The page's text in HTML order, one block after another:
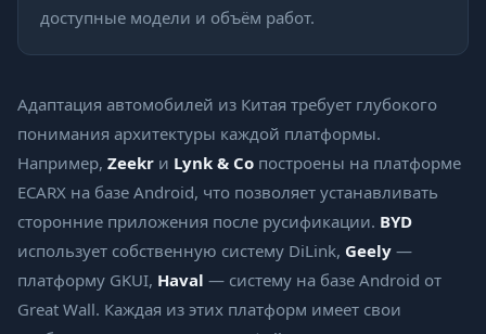
доступные модели и объём работ.
Адаптация автомобилей из Китая требует глубокого
понимания архитектуры каждой платформы.
Например, Zeekr и Lynk & Co построены на платформе
ECARX на базе Android, что позволяет устанавливать
сторонние приложения после русификации. BYD
использует собственную систему DiLink, Geely —
платформу GKUI, Haval — систему на базе Android от
Great Wall. Каждая из этих платформ имеет свои